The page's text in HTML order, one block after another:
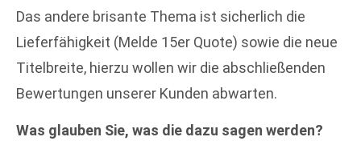
Das andere brisante Thema ist sicherlich die
Lieferfähigkeit (Melde 15er Quote) sowie die neue
Titelbreite, hierzu wollen wir die abschließenden
Bewertungen unserer Kunden abwarten.
Was glauben Sie, was die dazu sagen werden?